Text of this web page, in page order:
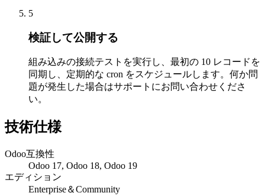
5
検証して公開する
組み込みの接続テストを実行し、最初の 10 レコードを
同期し、定期的な cron をスケジュールします。何か問
題が発生した場合はサポートにお問い合わせくださ
い。
技術仕様
Odoo互換性
Odoo 17, Odoo 18, Odoo 19
エディション
Enterprise＆Community